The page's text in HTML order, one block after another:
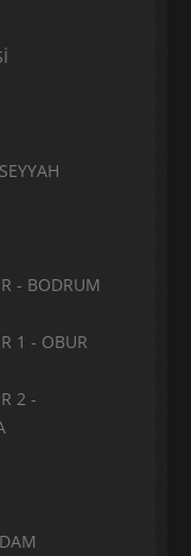
- BODRUM
1 - OBUR
2 -